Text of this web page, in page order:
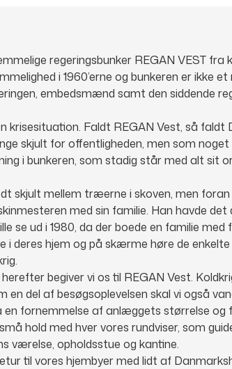
regeringsbunker REGAN VEST fra
i 1960’erne og bunkeren er ikke
embedsmænd samt den siddende
krisesituation. Faldt REGAN Vest, så faldt
skjult for offentligheden, men som
i bunkeren, som stadig står med alt sit
skjult mellem træerne i skoven, men foran
med sin familie. Han havde det
se ud i 1980, da der boede en familie
i deres hjem og på skærme høre de
begiver vi os til REGAN Vest.
en del af besøgsoplevelsen skal vi også
fornemmelse af anlæggets størrelse og
hold med hver vores rundviser, som
værelse, opholdsstue og kantine.
til vores hjembyer med lidt af